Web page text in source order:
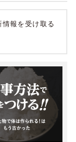
報を受け取る